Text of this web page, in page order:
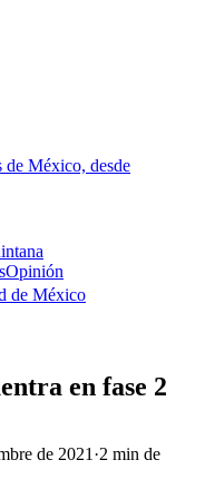
de México, desde
Opinión
de México
en fase 2
de 2021 ·2 min de